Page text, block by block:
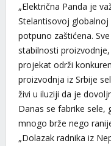
„Električna Panda je
Stelantisovoj
potpuno zaštićena.
stabilnosti
projekat održi
proizvodnja iz Srbije
živi u iluziji da je
Danas se fabrike sele,
mnogo brže nego
„Dolazak radnika iz